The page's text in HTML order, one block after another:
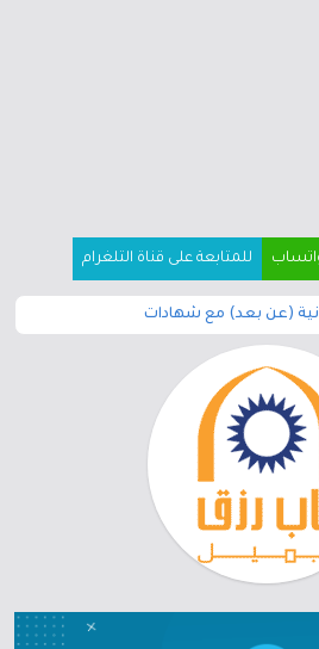
للمتابعة على قناة التلغرام
(عن بعد) مع شهادات